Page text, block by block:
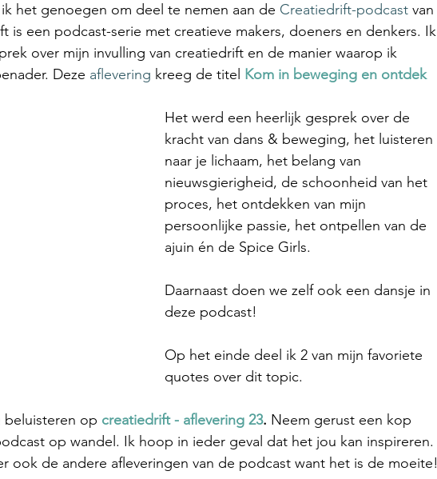
het genoegen om deel te nemen aan de Creatiedrift-podcast van
is een podcast-serie met creatieve makers, doeners en denkers. Ik
over mijn invulling van creatiedrift en de manier waarop ik
Deze aflevering kreeg de titel Kom in beweging en ontdek
Het werd een heerlijk gesprek over de
kracht van dans & beweging, het luisteren
naar je lichaam, het belang van
nieuwsgierigheid, de schoonheid van het
proces, het ontdekken van mijn
persoonlijke passie, het ontpellen van de
ajuin én de Spice Girls.
Daarnaast doen we zelf ook een dansje in
deze podcast!
Op het einde deel ik 2 van mijn favoriete
quotes over dit topic.
beluisteren op creatiedrift - aflevering 23. Neem gerust een kop
op wandel. Ik hoop in ieder geval dat het jou kan inspireren.
ook de andere afleveringen van de podcast want het is de moeite!